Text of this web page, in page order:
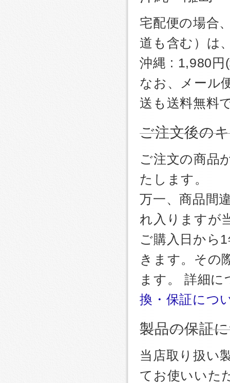
宅配便の場合
道も含む）は
沖縄 : 1,980円
なお、メール
送も送料無料
ご注文後の
ご注文の商品
たします。
万一、商品間
れ入りますが
ご購入日から
きます。その
ます。 詳細
換・保証につ
製品の保証
当店取り扱い
てお使いいた